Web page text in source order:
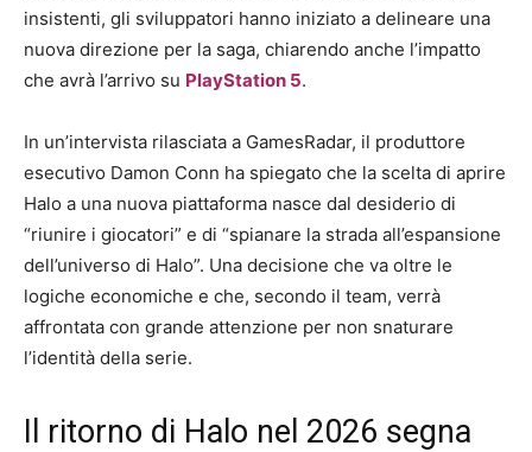
insistenti, gli sviluppatori hanno iniziato a delineare una
nuova direzione per la saga, chiarendo anche l’impatto
che avrà l’arrivo su PlayStation 5.
In un’intervista rilasciata a GamesRadar, il produttore
esecutivo Damon Conn ha spiegato che la scelta di aprire
Halo a una nuova piattaforma nasce dal desiderio di
“riunire i giocatori” e di “spianare la strada all’espansione
dell’universo di Halo”. Una decisione che va oltre le
logiche economiche e che, secondo il team, verrà
affrontata con grande attenzione per non snaturare
l’identità della serie.
Il ritorno di Halo nel 2026 segna